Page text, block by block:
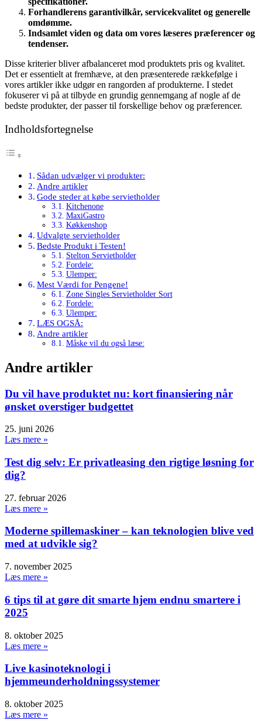
Forhandlerens garantivilkår, servicekvalitet og generelle
omdømme.
Indsamlet viden og data om vores læseres præferencer og
tendenser.
Disse kriterier bliver afbalanceret mod produktets pris og kvalitet.
Det er essentielt at fremhæve, at den præsenterede rækkefølge i
vores artikler ikke udgør en rangorden af produkterne. I stedet
fokuserer vi på at tilbyde en grundig gennemgang af nogle af de
bedste produkter, der passer til forskellige behov og præferencer.
Indholdsfortegnelse
Sådan udvælger vi produkter:
Andre artikler
Gode steder at købe servietholder
Kitchenone
MaxiGastro
Køkkenshop
Udvalgte servietholder
Bedste Produkt i Testen!
Stelton Servietholder
Fordele:
Ulemper:
Mest Værdi for Pengene!
Zone Singles Servietholder Sort
Fordele:
Ulemper:
LÆS OGSÅ:
Andre artikler
Måske vil du også læse:
Andre artikler
Du vil have produktet nu: kort finansiering når
ønsket overstiger budgettet
25. juni 2026
Læs mere »
Test dig selv: Er privatleasing den rigtige løsning for
dig?
27. februar 2026
Læs mere »
Moderne spillemaskiner – kan teknologien blive ved
med at udvikle sig?
7. november 2025
Læs mere »
6 tips til at gøre dit smarte hjem endnu smartere i
2025
8. oktober 2025
Læs mere »
Live kasinoteknologi i
hjemmeunderholdningssystemer
8. oktober 2025
Læs mere »